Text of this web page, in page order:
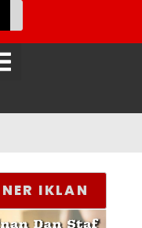
IKLAN